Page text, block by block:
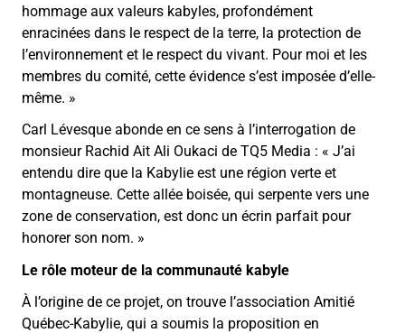
hommage aux valeurs kabyles, profondément
enracinées dans le respect de la terre, la protection de
l’environnement et le respect du vivant. Pour moi et les
membres du comité, cette évidence s’est imposée d’elle-
même. »
Carl Lévesque abonde en ce sens à l’interrogation de
monsieur Rachid Ait Ali Oukaci de TQ5 Media : « J’ai
entendu dire que la Kabylie est une région verte et
montagneuse. Cette allée boisée, qui serpente vers une
zone de conservation, est donc un écrin parfait pour
honorer son nom. »
Le rôle moteur de la communauté kabyle
À l’origine de ce projet, on trouve l’association Amitié
Québec-Kabylie, qui a soumis la proposition en